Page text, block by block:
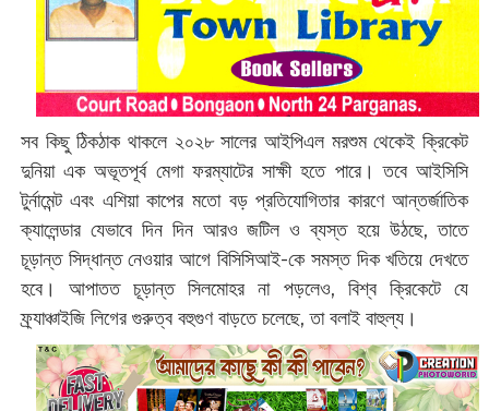
সব কিছু ঠিকঠাক থাকলে ২০২৮ সালের আইপিএল মরশুম থেকেই ক্রিকেট
দুনিয়া এক অভূতপূর্ব মেগা ফরম্যাটের সাক্ষী হতে পারে। তবে আইসিসি
টুর্নামেন্ট এবং এশিয়া কাপের মতো বড় প্রতিযোগিতার কারণে আন্তর্জাতিক
ক্যালেন্ডার যেভাবে দিন দিন আরও জটিল ও ব্যস্ত হয়ে উঠছে, তাতে
চূড়ান্ত সিদ্ধান্ত নেওয়ার আগে বিসিসিআই-কে সমস্ত দিক খতিয়ে দেখতে
হবে। আপাতত চূড়ান্ত সিলমোহর না পড়লেও, বিশ্ব ক্রিকেটে যে
ফ্র্যাঞ্চাইজি লিগের গুরুত্ব বহুগুণ বাড়তে চলেছে, তা বলাই বাহুল্য।‌